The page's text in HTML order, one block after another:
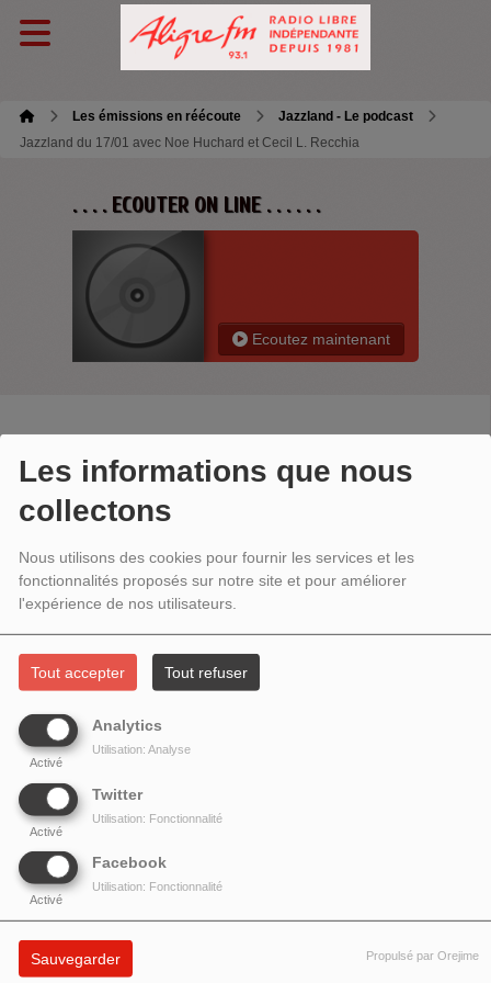
Les informations que nous
collectons
Nous utilisons des cookies pour fournir les services et les
fonctionnalités proposés sur notre site et pour améliorer
l'expérience de nos utilisateurs.
Tout accepter Tout refuser
Analytics
Activé
Utilisation: Analyse
Twitter
Activé
Utilisation: Fonctionnalité
Facebook
Activé
Utilisation: Fonctionnalité
Sauvegarder Propulsé par Orejime
Les émissions en réécoute
Jazzland - Le podcast
Jazzland du 17/01 avec Noe Huchard et Cecil L. Recchia
. . . . ECOUTER ON LINE . . . . . .
Ecoutez maintenant
JAZZLAND DU 17/01 AVEC NOE
HUCHARD ET CECIL L. RECCHIA